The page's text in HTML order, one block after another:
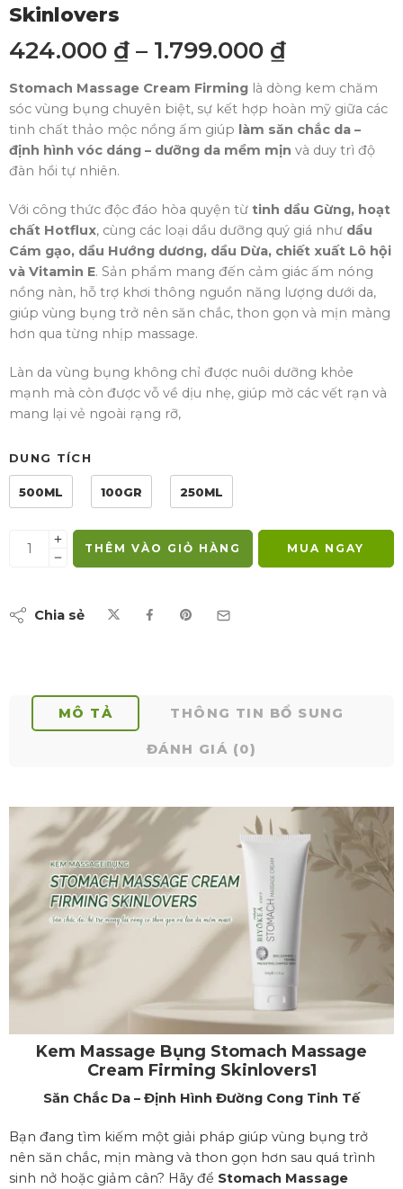
Skinlovers
424.000 ₫ – 1.799.000 ₫
Stomach Massage Cream Firming là dòng kem chăm
sóc vùng bụng chuyên biệt, sự kết hợp hoàn mỹ giữa các
tinh chất thảo mộc nồng ấm giúp làm săn chắc da –
định hình vóc dáng – dưỡng da mềm mịn và duy trì độ
đàn hồi tự nhiên.
Với công thức độc đáo hòa quyện từ tinh dầu Gừng, hoạt
chất Hotflux, cùng các loại dầu dưỡng quý giá như dầu
Cám gạo, dầu Hướng dương, dầu Dừa, chiết xuất Lô hội
và Vitamin E. Sản phẩm mang đến cảm giác ấm nóng
nồng nàn, hỗ trợ khơi thông nguồn năng lượng dưới da,
giúp vùng bụng trở nên săn chắc, thon gọn và mịn màng
hơn qua từng nhịp massage.
Làn da vùng bụng không chỉ được nuôi dưỡng khỏe
mạnh mà còn được vỗ về dịu nhẹ, giúp mờ các vết rạn và
mang lại vẻ ngoài rạng rỡ,
DUNG TÍCH
500ML 100GR 250ML
THÊM VÀO GIỎ HÀNG MUA NGAY
Chia sẻ
MÔ TẢ THÔNG TIN BỔ SUNG
ĐÁNH GIÁ (0)
Kem Massage Bụng Stomach Massage
Cream Firming Skinlovers1
Săn Chắc Da – Định Hình Đường Cong Tinh Tế
Bạn đang tìm kiếm một giải pháp giúp vùng bụng trở
nên săn chắc, mịn màng và thon gọn hơn sau quá trình
sinh nở hoặc giảm cân? Hãy để Stomach Massage